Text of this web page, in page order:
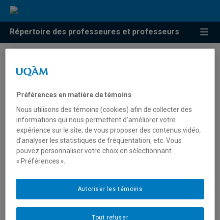
Répertoire des professeures et professeurs
Résultats de recherche pour
VIH »
Otis, Joanne
otis.joanne@uqam.ca
Préférences en matière de témoins
Nous utilisons des témoins (cookies) afin de collecter des
informations qui nous permettent d’améliorer votre
expérience sur le site, de vous proposer des contenus vidéo,
d’analyser les statistiques de fréquentation, etc. Vous
pouvez personnaliser votre choix en sélectionnant
« Préférences ».
Tout refuser
Autoriser les témoins